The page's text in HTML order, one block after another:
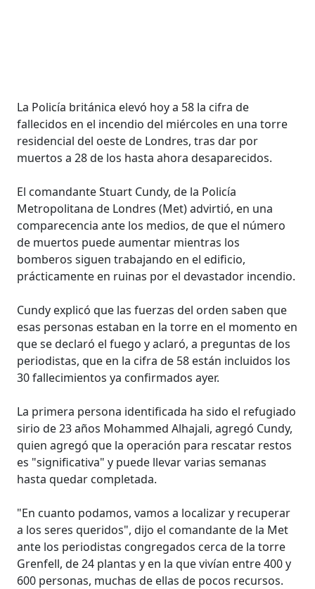
La Policía británica elevó hoy a 58 la cifra de
fallecidos en el incendio del miércoles en una torre
residencial del oeste de Londres, tras dar por
muertos a 28 de los hasta ahora desaparecidos.
El comandante Stuart Cundy, de la Policía
Metropolitana de Londres (Met) advirtió, en una
comparecencia ante los medios, de que el número
de muertos puede aumentar mientras los
bomberos siguen trabajando en el edificio,
prácticamente en ruinas por el devastador incendio.
Cundy explicó que las fuerzas del orden saben que
esas personas estaban en la torre en el momento en
que se declaró el fuego y aclaró, a preguntas de los
periodistas, que en la cifra de 58 están incluidos los
30 fallecimientos ya confirmados ayer.
La primera persona identificada ha sido el refugiado
sirio de 23 años Mohammed Alhajali, agregó Cundy,
quien agregó que la operación para rescatar restos
es "significativa" y puede llevar varias semanas
hasta quedar completada.
"En cuanto podamos, vamos a localizar y recuperar
a los seres queridos", dijo el comandante de la Met
ante los periodistas congregados cerca de la torre
Grenfell, de 24 plantas y en la que vivían entre 400 y
600 personas, muchas de ellas de pocos recursos.